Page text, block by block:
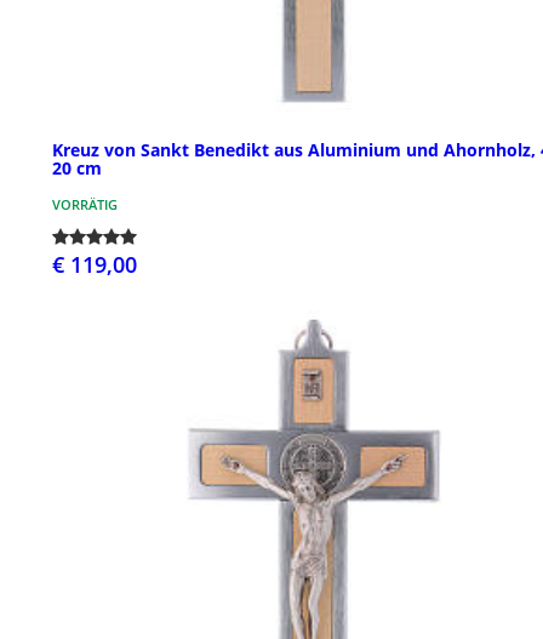
Kreuz von Sankt Benedikt aus Aluminium und Ahornholz,
20 cm
VORRÄTIG
€ 119,00